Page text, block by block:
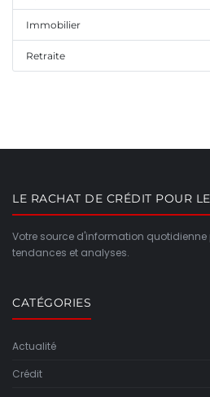
Immobilier
Retraite
LE RACHAT DE CRÉDIT POUR
Votre source d'information quotidienne
tendances et analyses.
CATÉGORIES
Actualité
Crédit